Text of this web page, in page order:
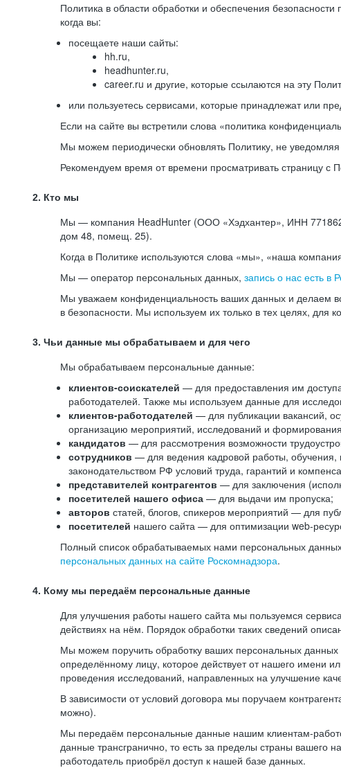
Политика в области обработки и обеспечения
когда вы:
посещаете наши сайты:
hh.ru,
headhunter.ru,
career.ru и другие, которые ссылаются на эту
или пользуетесь сервисами, которые принадлежат или
Если на сайте вы встретили слова «политика
Мы можем периодически обновлять Политику, не
Рекомендуем время от времени просматривать страницу
2. Кто мы
Мы — компания HeadHunter (ООО «Хэдхантер», ИНН
дом 48, помещ. 25).
Когда в Политике используются слова «мы», «наша
Мы — оператор персональных данных, запись о нас есть в
Мы уважаем конфиденциальность ваших данных и делаем
в безопасности. Мы используем их только в тех целях, для
3. Чьи данные мы обрабатываем и для чего
Мы обрабатываем персональные данные:
клиентов-соискателей — для предоставления им
работодателей. Также мы используем данные для
клиентов-работодателей — для публикации вакансий,
организацию мероприятий, исследований и
кандидатов — для рассмотрения возможности
сотрудников — для ведения кадровой работы, обучения,
законодательством РФ условий труда, гарантий и
представителей контрагентов — для заключения
посетителей нашего офиса — для выдачи им пропуска;
авторов статей, блогов, спикеров мероприятий — для
посетителей нашего сайта — для оптимизации web-
Полный список обрабатываемых нами персональных
персональных данных на сайте Роскомнадзора.
4. Кому мы передаём персональные данные
Для улучшения работы нашего сайта мы пользуемся
действиях на нём. Порядок обработки таких сведений
Мы можем поручить обработку ваших персональных данных
определённому лицу, которое действует от нашего имени
проведения исследований, направленных на улучшение
В зависимости от условий договора мы поручаем
можно).
Мы передаём персональные данные нашим клиентам-
данные трансгранично, то есть за пределы страны вашего
работодатель приобрёл доступ к нашей базе данных.